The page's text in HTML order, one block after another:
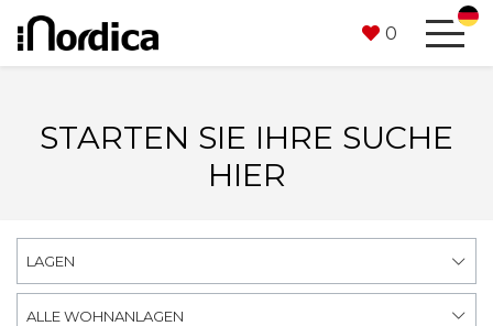
0
STARTEN SIE IHRE SUCHE
HIER
LAGEN
ALLE WOHNANLAGEN